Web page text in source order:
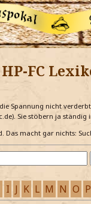
HP-FC
Spannung nicht
Sie stöbern ja
macht gar nichts:
I J K L M N O P